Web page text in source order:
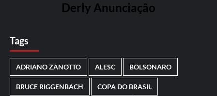
Derly Anunciação
Tags
ADRIANO ZANOTTO ALESC BOLSONARO
BRUCE RIGGENBACH COPA DO BRASIL